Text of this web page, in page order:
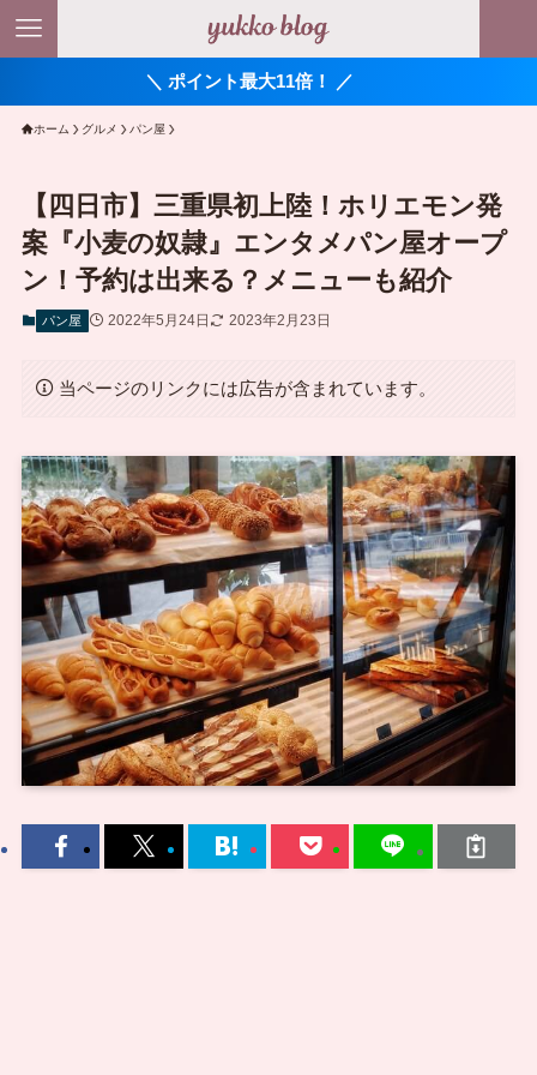
＼ ポイント最大11倍！ ／
ホーム グルメ パン屋
【四日市】三重県初上陸！ホリエモン発
案『小麦の奴隷』エンタメパン屋オープ
ン！予約は出来る？メニューも紹介
パン屋 2022年5月24日 2023年2月23日
当ページのリンクには広告が含まれています。